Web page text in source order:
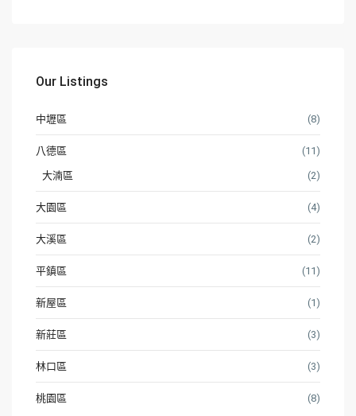
Our Listings
中壢區 (8)
八德區 (11)
大湳區 (2)
大園區 (4)
大溪區 (2)
平鎮區 (11)
新屋區 (1)
新莊區 (3)
林口區 (3)
桃園區 (8)